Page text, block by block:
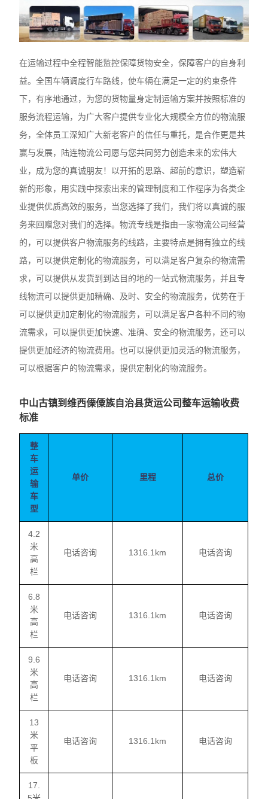
在运输过程中全程智能监控保障货物安全，保障客户的自身利
益。全国车辆调度行车路线，使车辆在满足一定的约束条件
下，有序地通过，为您的货物量身定制运输方案并按照标准的
服务流程运输，为广大客户提供专业化大规模全方位的物流服
务，全体员工深知广大新老客户的信任与重托，是合作更是共
赢与发展，陆连物流公司愿与您共同努力创造未来的宏伟大
业，成为您的真诚朋友！以开拓的思路、超前的意识，塑造崭
新的形象，用实践中探索出来的管理制度和工作程序为各类企
业提供优质高效的服务，当您选择了我们，我们将以真诚的服
务来回赠您对我们的选择。物流专线是指由一家物流公司经营
的，可以提供客户物流服务的线路，主要特点是拥有独立的线
路，可以提供定制化的物流服务，可以满足客户复杂的物流需
求，可以提供从发货到到达目的地的一站式物流服务，并且专
线物流可以提供更加精确、及时、安全的物流服务，优势在于
可以提供更加定制化的物流服务，可以满足客户各种不同的物
流需求，可以提供更加快速、准确、安全的物流服务，还可以
提供更加经济的物流费用。也可以提供更加灵活的物流服务，
可以根据客户的物流需求，提供定制化的物流服务。
中山古镇到维西傈僳族自治县货运公司整车运输收费
标准
整
车
运
输
车
型
单价 里程 总价
4.2
米
高
栏
电话咨询 1316.1km 电话咨询
6.8
米
高
栏
电话咨询 1316.1km 电话咨询
9.6
米
高
栏
电话咨询 1316.1km 电话咨询
13
米
平
板
电话咨询 1316.1km 电话咨询
17.